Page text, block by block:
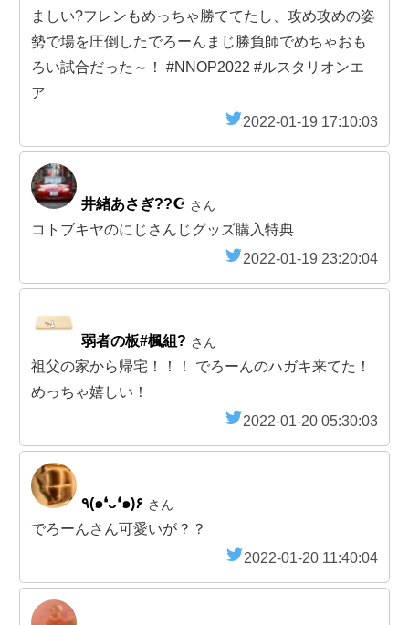
ましい?フレンもめっちゃ勝ててたし、攻め攻めの姿
勢で場を圧倒したでろーんまじ勝負師でめちゃおも
ろい試合だった～！ #NNOP2022 #ルスタリオンエ
ア
2022-01-19 17:10:03
井緖あさぎ??☪️ さん
コトブキヤのにじさんじグッズ購入特典
2022-01-19 23:20:04
弱者の板#楓組? さん
祖父の家から帰宅！！！ でろーんのハガキ来てた！
めっちゃ嬉しい！
2022-01-20 05:30:03
٩(๑❛ᴗ❛๑)۶ さん
でろーんさん可愛いが？？
2022-01-20 11:40:04